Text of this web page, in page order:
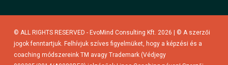
© ALL RIGHTS RESERVED - EvoMind Consulting Kft. 2026 | © A szerzői
jogok fenntartjuk. Felhívjuk szíves figyelmüket, hogy a képzési és a
coaching módszereink TM avagy Trademark (Védjegy